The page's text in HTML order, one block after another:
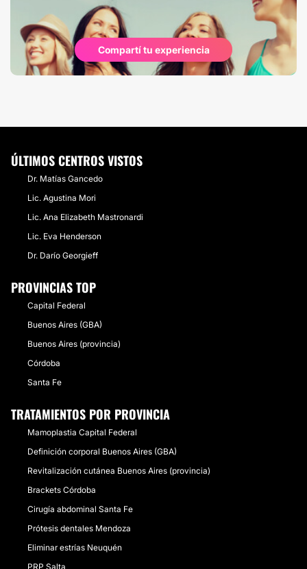
Compartí tu experiencia
ÚLTIMOS CENTROS VISTOS
Dr. Matías Gancedo
Lic. Agustina Mori
Lic. Ana Elizabeth Mastronardi
Lic. Eva Henderson
Dr. Darío Georgieff
PROVINCIAS TOP
Capital Federal
Buenos Aires (GBA)
Buenos Aires (provincia)
Córdoba
Santa Fe
TRATAMIENTOS POR PROVINCIA
Mamoplastia Capital Federal
Definición corporal Buenos Aires (GBA)
Revitalización cutánea Buenos Aires (provincia)
Brackets Córdoba
Cirugía abdominal Santa Fe
Prótesis dentales Mendoza
Eliminar estrías Neuquén
PRP Salta